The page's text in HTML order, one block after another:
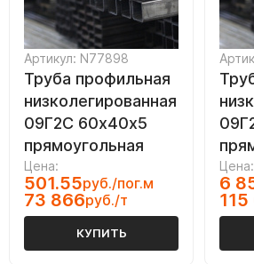
Артикул: N77898
Труба профильная
низколегированная
09Г2С 60х40х5
прямоугольная
Цена:
501.55руб./пог.м
73 866руб./т
КУПИТЬ
Цена:
6